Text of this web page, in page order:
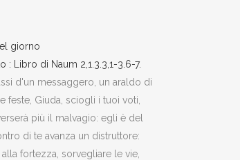
giorno
: Libro di Naum 2,1.3.3,1-3.6-7.
d'un messaggero, un araldo di
feste, Giuda, sciogli i tuoi voti,
più il malvagio: egli è del
di te avanza un distruttore:
fortezza, sorvegliare le vie,